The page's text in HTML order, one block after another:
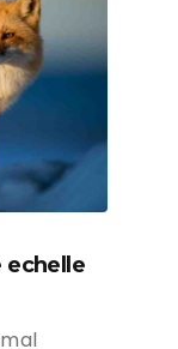
echelle